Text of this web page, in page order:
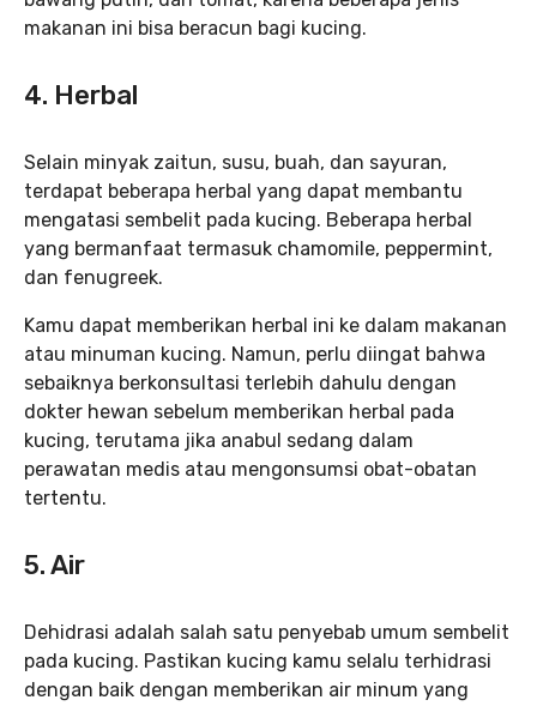
makanan ini bisa beracun bagi kucing.
4. Herbal
Selain minyak zaitun, susu, buah, dan sayuran,
terdapat beberapa herbal yang dapat membantu
mengatasi sembelit pada kucing. Beberapa herbal
yang bermanfaat termasuk chamomile, peppermint,
dan fenugreek.
Kamu dapat memberikan herbal ini ke dalam makanan
atau minuman kucing. Namun, perlu diingat bahwa
sebaiknya berkonsultasi terlebih dahulu dengan
dokter hewan sebelum memberikan herbal pada
kucing, terutama jika anabul sedang dalam
perawatan medis atau mengonsumsi obat-obatan
tertentu.
5. Air
Dehidrasi adalah salah satu penyebab umum sembelit
pada kucing. Pastikan kucing kamu selalu terhidrasi
dengan baik dengan memberikan air minum yang